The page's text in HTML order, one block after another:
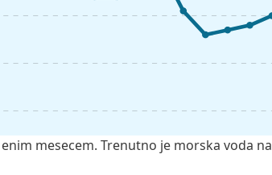
mesecem. Trenutno je morska voda na